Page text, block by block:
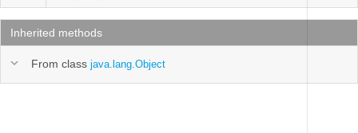
Inherited methods
From class java.lang.Object